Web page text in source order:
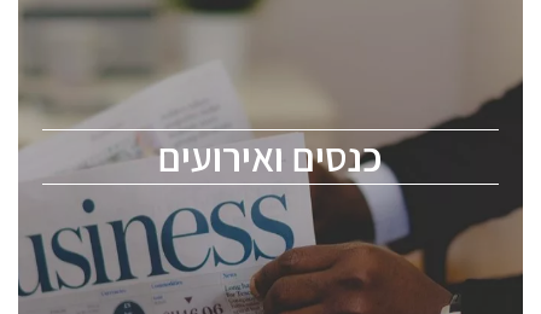
כנסים ואירועים
לכל העוסקים בתעשיית הסמיקונדקטור כולל מהנדסים,
ChipEx2026 will be held on May 12-13, 2026. The
conference is intended for everyone involved in the
semiconductor industry, including engineers,
professional experts, and senior executives.